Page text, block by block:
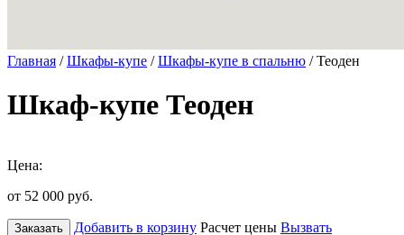
Главная /Шкафы-купе /Шкафы-купе в спальню / Теоден
Шкаф-купе Теоден
Цена:
от 52 000 руб.
Заказать Добавить в корзину Расчет цены Вызвать